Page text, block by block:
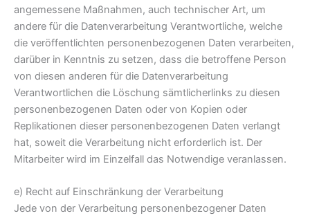
angemessene Maßnahmen, auch technischer Art, um
andere für die Datenverarbeitung Verantwortliche, welche
die veröffentlichten personenbezogenen Daten verarbeiten,
darüber in Kenntnis zu setzen, dass die betroffene Person
von diesen anderen für die Datenverarbeitung
Verantwortlichen die Löschung sämtlicherlinks zu diesen
personenbezogenen Daten oder von Kopien oder
Replikationen dieser personenbezogenen Daten verlangt
hat, soweit die Verarbeitung nicht erforderlich ist. Der
Mitarbeiter wird im Einzelfall das Notwendige veranlassen.
e) Recht auf Einschränkung der Verarbeitung
Jede von der Verarbeitung personenbezogener Daten